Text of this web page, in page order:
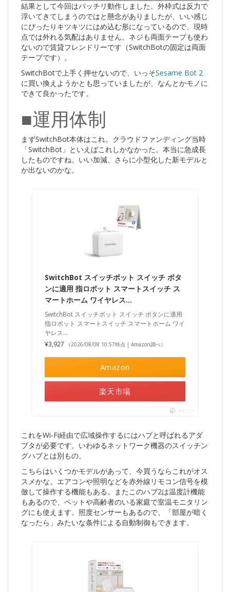
結果として今回はバッチリ動作しました。外枠式は反力で
浮いてきてしまうのではと懸念がありましたが、いい感じ
にぴったりキツキツにはめ込む形になっているので、現時
点では外れる気配はありません。ネジも両面テープも使わ
ないので賃貸フレンドリーです（SwitchBotの固定は両面
テープです）。
SwitchBotで上手く押せないので、いっそSesame Bot 2
に買い換えようかとも思っていましたが、なんとかモノに
できて良かったです。
■運用体制
まずSwitchBot本体はこれ。クラウドファンディング当時
「SwitchBot」といえばこれしかなかった。本当に急成長
したものですね。いい加減、さらに小型化した新モデルと
か出ないのかな。
SwitchBot スイッチボット スイッチ ボタ
ンに適用 指ロボット スマートスイッチ ス
マートホーム ワイヤレス…
SwitchBot スイッチボット スイッチ ボタンに適用
指ロボット スマートスイッチ スマートホーム ワイ
ヤレス…
¥3,927
（2026/08/08 10:57時点 | Amazon調べ）
Amazon
楽天市場
ポチップ
これをWi-Fi経由で広域操作するにはハブと呼ばれるアダ
プタが必要です。いわゆるネットワーク機器のスイッチン
グハブとは別もの。
こちらはいくつかモデルがあって、今買うならこれがオス
スメかな。エアコンや照明などを赤外線リモコン信号を模
倣して操作する機能もある。またこのハブ2は温度計機能
もあるので、ペットや高齢者のいる家庭で室温モニタリン
グにも使えます。照度センサーもあるので、「部屋が暗く
なったら」みたいな条件による自動制御もできます。